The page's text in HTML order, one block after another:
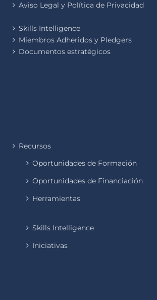
Aviso Legal y Política de Privacidad
Skills Intelligence
Miembros Adheridos y Pledgers
Documentos estratégicos
Recursos
Oportunidades de Formación
Oportunidades de Financiación
Herramientas
Skills Intelligence
Iniciativas